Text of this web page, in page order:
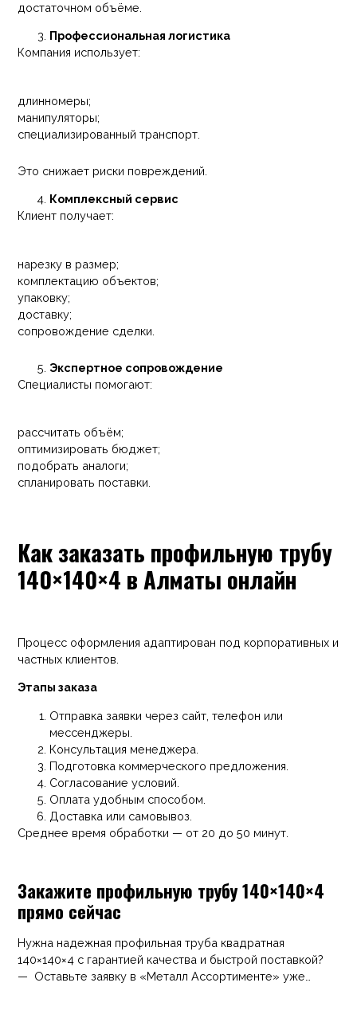
достаточном объёме.
Профессиональная логистика
Компания использует:
длинномеры;
манипуляторы;
специализированный транспорт.
Это снижает риски повреждений.
Комплексный сервис
Клиент получает:
нарезку в размер;
комплектацию объектов;
упаковку;
доставку;
сопровождение сделки.
Экспертное сопровождение
Специалисты помогают:
рассчитать объём;
оптимизировать бюджет;
подобрать аналоги;
спланировать поставки.
Как заказать профильную трубу
140×140×4 в Алматы онлайн
Процесс оформления адаптирован под корпоративных и
частных клиентов.
Этапы заказа
Отправка заявки через сайт, телефон или
мессенджеры.
Консультация менеджера.
Подготовка коммерческого предложения.
Согласование условий.
Оплата удобным способом.
Доставка или самовывоз.
Среднее время обработки — от 20 до 50 минут.
Закажите профильную трубу 140×140×4
прямо сейчас
Нужна надежная профильная труба квадратная
140×140×4 с гарантией качества и быстрой поставкой?
— Оставьте заявку в «Металл Ассортименте» уже